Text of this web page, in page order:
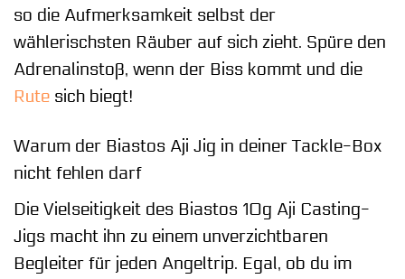
so die Aufmerksamkeit selbst der
wählerischsten Räuber auf sich zieht. Spüre den
Adrenalinstoß, wenn der Biss kommt und die
Rute sich biegt!
Warum der Biastos Aji Jig in deiner Tackle-Box
nicht fehlen darf
Die Vielseitigkeit des Biastos 10g Aji Casting-
Jigs macht ihn zu einem unverzichtbaren
Begleiter für jeden Angeltrip. Egal, ob du im